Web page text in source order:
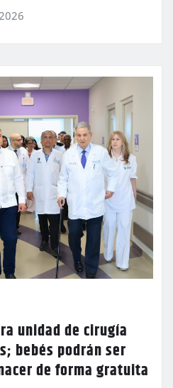
unidad de cirugía
bebés podrán ser
de forma gratuita